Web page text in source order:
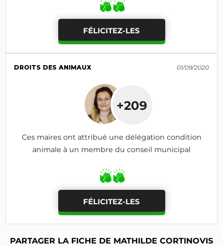
FÉLICITEZ-LES
DROITS DES ANIMAUX 01/09/2020
+209
Ces maires ont attribué une délégation condition
animale à un membre du conseil municipal
FÉLICITEZ-LES
PARTAGER LA FICHE DE MATHILDE CORTINOVIS